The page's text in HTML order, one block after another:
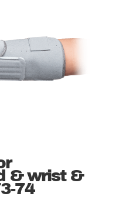
& wrist &
74